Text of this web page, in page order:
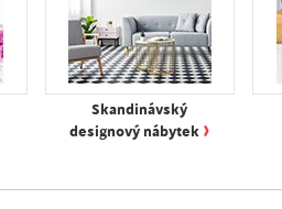
Skandinávský
designový nábytek ›